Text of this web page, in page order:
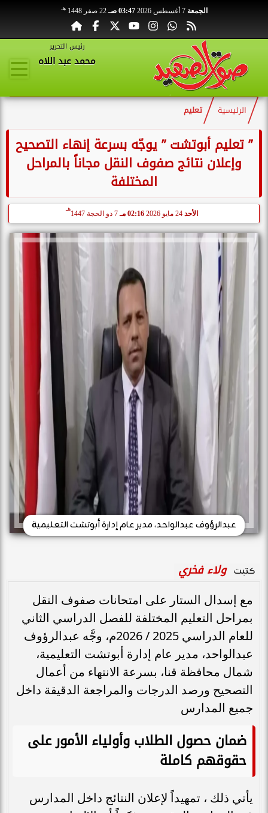
الجمعة 7 أغسطس 2026 03:47 صـ 22 صفر 1448 هـ
رئيس التحرير
محمد عبد اللاه
الرئيسية تعليم
” تعليم أبوتشت ” يوجّه بسرعة إنهاء التصحيح
وإعلان نتائج صفوف النقل مجاناً بالمراحل
المختلفة
الأحد 24 مايو 2026 02:16 مـ 7 ذو الحجة 1447
هـ
عبدالرؤوف عبدالواحد، مدير عام إدارة أبوتشت التعليمية
كتبت ولاء فخري
مع إسدال الستار على امتحانات صفوف النقل
بمراحل التعليم المختلفة للفصل الدراسي الثاني
للعام الدراسي 2025 / 2026م، وجَّه عبدالرؤوف
عبدالواحد، مدير عام إدارة أبوتشت التعليمية،
شمال محافظة قنا، بسرعة الانتهاء من أعمال
التصحيح ورصد الدرجات والمراجعة الدقيقة داخل
جميع المدارس
ضمان حصول الطلاب وأولياء الأمور على
حقوقهم كاملة
يأتي ذلك ، تمهيداً لإعلان النتائج داخل المدارس